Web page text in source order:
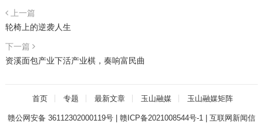
上一篇
轮椅上的逆袭人生
下一篇
资溪面包产业下活产业棋，奏响富民曲
首页 专题 最新文章 玉山融媒 玉山融媒矩阵
赣公网安备 36112302000119号| 赣ICP备2021008544号-1 | 互联网新闻信